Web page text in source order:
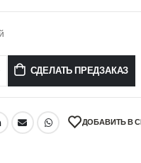
СДЕЛАТЬ ПРЕДЗАКАЗ
ДОБАВИТЬ В